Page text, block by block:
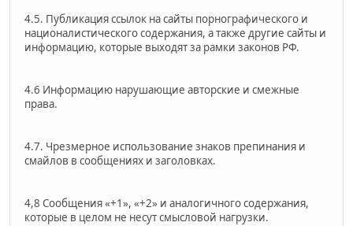
4.5. Публикация ссылок на сайты порнографического и
националистического содержания, а также другие сайты и
информацию, которые выходят за рамки законов РФ.
4.6 Информацию нарушающие авторские и смежные
права.
4.7. Чрезмерное использование знаков препинания и
смайлов в сообщениях и заголовках.
4,8 Сообщения «+1», «+2» и аналогичного содержания,
которые в целом не несут смысловой нагрузки.